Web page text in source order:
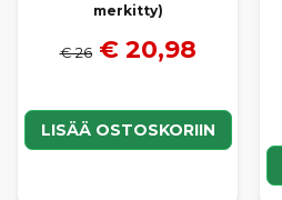
merkitty)
€ 26 € 20,98
LISÄÄ OSTOSKORIIN